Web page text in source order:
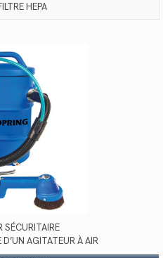
HEPA
SÉCURITAIRE
AGITATEUR À AIR